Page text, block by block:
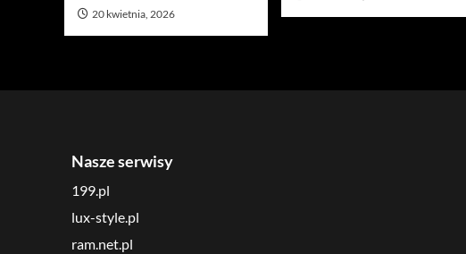
20 kwietnia, 2026
Nasze serwisy
199.pl
lux-style.pl
ram.net.pl